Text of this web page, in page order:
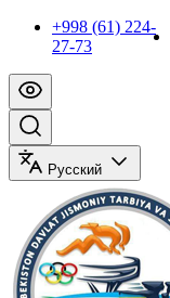
+998 (61) 224-
27-73
Русский